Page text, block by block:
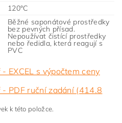
120°C
Běžné saponátové prostředky
bez pevných přísad.
Nepoužívat čistící prostředky
nebo ředidla, která reagují s
PVC
EXCEL s výpočtem ceny
PDF ruční zadání (414.8
k této položce.